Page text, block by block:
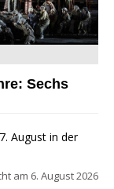
Fondazione
Sechs
August in der
am 6. August 2026